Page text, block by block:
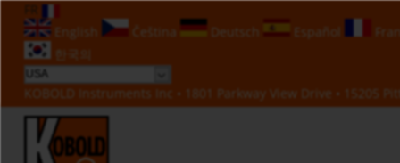
English
Čeština Deutsch Español
한국의
KOBOLD Instruments Inc • 1801 Parkway View Drive • 15205